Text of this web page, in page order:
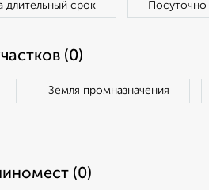
длительный срок Посуточно
(0)
Земля промназначения
(0)